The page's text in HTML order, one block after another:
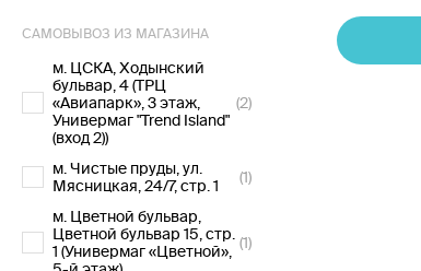
САМОВЫВОЗ ИЗ МАГАЗИНА
м. ЦСКА, Ходынский
бульвар, 4 (ТРЦ
«Авиапарк», 3 этаж,
Универмаг "Trend Island"
(вход 2))
(2)
м. Чистые пруды, ул.
Мясницкая, 24/7, стр. 1
(1)
м. Цветной бульвар,
Цветной бульвар 15, стр.
1 (Универмаг «Цветной»,
(1)